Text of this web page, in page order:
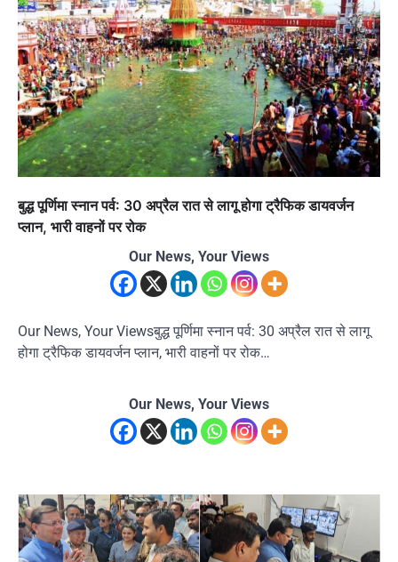
बुद्ध पूर्णिमा स्नान पर्व: 30 अप्रैल रात से लागू होगा ट्रैफिक डायवर्जन
प्लान, भारी वाहनों पर रोक
Our News, Your Views
Our News, Your Viewsबुद्ध पूर्णिमा स्नान पर्व: 30 अप्रैल रात से लागू
होगा ट्रैफिक डायवर्जन प्लान, भारी वाहनों पर रोक…
Our News, Your Views